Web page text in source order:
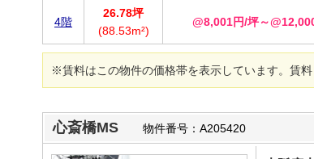
4階
26.78坪
(88.53m²)
@8,001円/坪～
※賃料はこの物件の価格帯を表示しています。賃
心斎橋MS 物件番号：A205420